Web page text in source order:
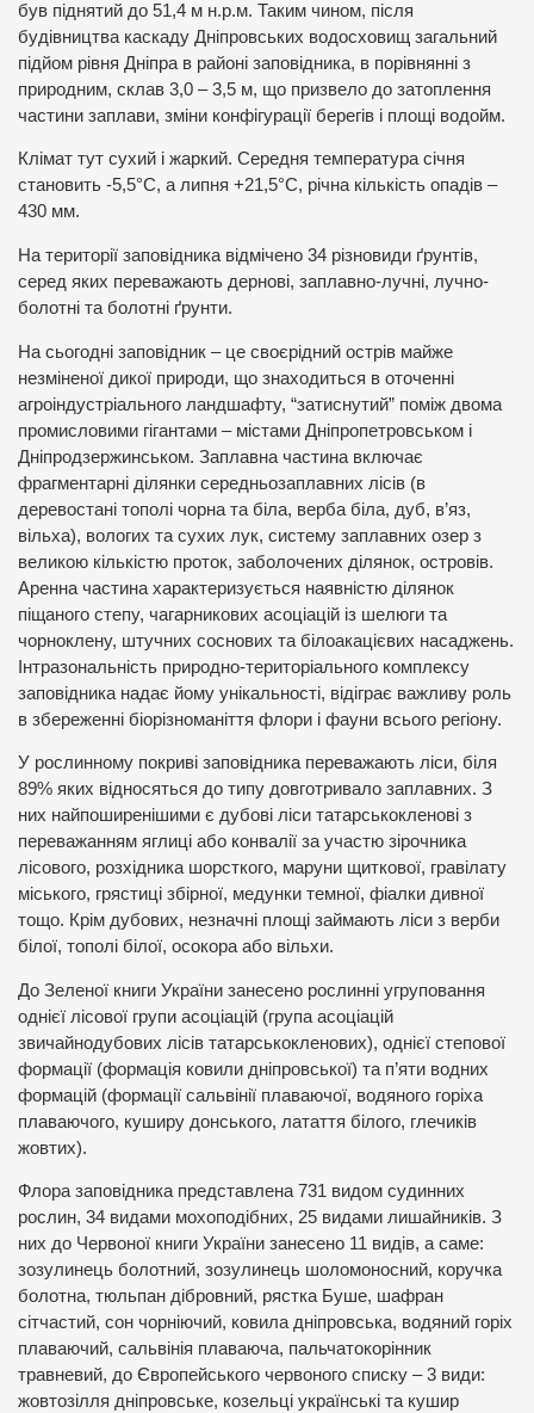
був піднятий до 51,4 м н.р.м. Таким чином, після
будівництва каскаду Дніпровських водосховищ загальний
підйом рівня Дніпра в районі заповідника, в порівнянні з
природним, склав 3,0 – 3,5 м, що призвело до затоплення
частини заплави, зміни конфігурації берегів і площі водойм.
Клімат тут сухий і жаркий. Середня температура січня
становить -5,5°С, а липня +21,5°С, річна кількість опадів –
430 мм.
На території заповідника відмічено 34 різновиди ґрунтів,
серед яких переважають дернові, заплавно-лучні, лучно-
болотні та болотні ґрунти.
На сьогодні заповідник – це своєрідний острів майже
незміненої дикої природи, що знаходиться в оточенні
агроіндустріального ландшафту, “затиснутий” поміж двома
промисловими гігантами – містами Дніпропетровськом і
Дніпродзержинськом. Заплавна частина включає
фрагментарні ділянки середньозаплавних лісів (в
деревостані тополі чорна та біла, верба біла, дуб, в’яз,
вільха), вологих та сухих лук, систему заплавних озер з
великою кількістю проток, заболочених ділянок, островів.
Аренна частина характеризується наявністю ділянок
піщаного степу, чагарникових асоціацій із шелюги та
чорноклену, штучних соснових та білоакацієвих насаджень.
Інтразональність природно-територіального комплексу
заповідника надає йому унікальності, відіграє важливу роль
в збереженні біорізноманіття флори і фауни всього регіону.
У рослинному покриві заповідника переважають ліси, біля
89% яких відносяться до типу довготривало заплавних. З
них найпоширенішими є дубові ліси татарськокленові з
переважанням яглиці або конвалії за участю зірочника
лісового, розхідника шорсткого, маруни щиткової, гравілату
міського, грястиці збірної, медунки темної, фіалки дивної
тощо. Крім дубових, незначні площі займають ліси з верби
білої, тополі білої, осокора або вільхи.
До Зеленої книги України занесено рослинні угруповання
однієї лісової групи асоціацій (група асоціацій
звичайнодубових лісів татарськокленових), однієї степової
формації (формація ковили дніпровської) та п’яти водних
формацій (формації сальвінії плаваючої, водяного горіха
плаваючого, куширу донського, латаття білого, глечиків
жовтих).
Флора заповідника представлена 731 видом судинних
рослин, 34 видами мохоподібних, 25 видами лишайників. З
них до Червоної книги України занесено 11 видів, а саме:
зозулинець болотний, зозулинець шоломоносний, коручка
болотна, тюльпан дібровний, рястка Буше, шафран
сітчастий, сон чорніючий, ковила дніпровська, водяний горіх
плаваючий, сальвінія плаваюча, пальчатокорінник
травневий, до Європейського червоного списку – 3 види:
жовтозілля дніпровське, козельці українські та кушир